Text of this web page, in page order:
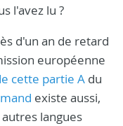
l'avez lu ?
d'un an de retard
européenne
cette partie A du
existe aussi,
langues